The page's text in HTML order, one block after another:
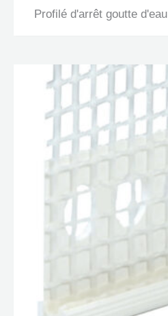
Profilé d'arrêt goutte d'eau